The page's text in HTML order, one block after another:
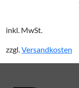
inkl. MwSt.
zzgl. Versandkosten